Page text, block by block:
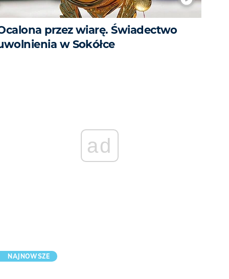
przez wiarę. Świadectwo
w Sokółce
ad
NAJNOWSZE